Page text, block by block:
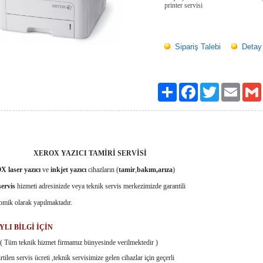
printer servisi
Sipariş Talebi Detay
Paylaş FacebookTwitter Email
YAZICI TAMİRİ SERVİSİ
laser yazıcı ve inkjet yazıcı cihazların (tamir,bakım,arıza)
hizmeti adresinizde veya teknik servis merkezimizde garantili
olarak yapılmaktadır.
BİLGİ İÇİN
teknik hizmet firmamız bünyesinde verilmektedir )
servis ücreti ,teknik servisimize gelen cihazlar için geçerli